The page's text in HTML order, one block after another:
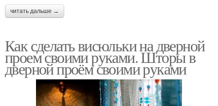
читать дальше →
Как сделать висюльки на дверной
проем своими руками. Шторы в
дверной проём своими руками